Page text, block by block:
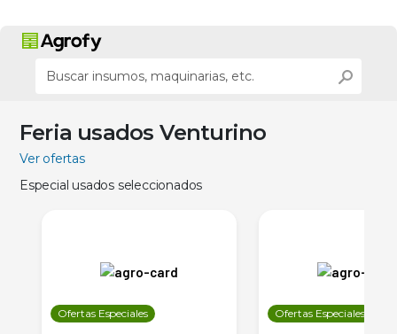
Feria usados Venturino
Ver ofertas
Especial usados seleccionados
Ofertas Especiales Ofertas Especiales